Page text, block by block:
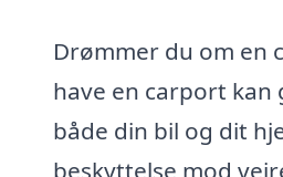
Drømmer du om en
have en carport
både din bil og dit
beskyttelse mod